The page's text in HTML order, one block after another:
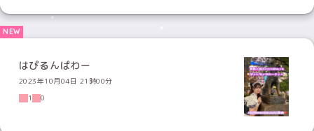
はぴるんぱわー
2023年10月04日 21時00分
1
0